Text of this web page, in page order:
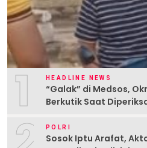
1 HEADLINE NEWS
“Galak” di Medsos,
Berkutik Saat
POLRI
Sosok Iptu Arafat,